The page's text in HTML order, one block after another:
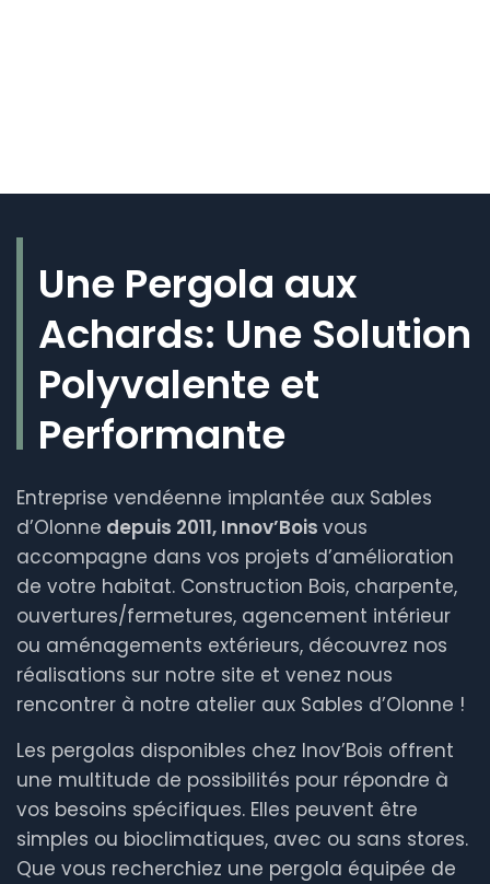
Une Pergola aux
Achards: Une Solution
Polyvalente et
Performante
Entreprise vendéenne implantée aux Sables
d’Olonne depuis 2011, Innov’Bois vous
accompagne dans vos projets d’amélioration
de votre habitat. Construction Bois, charpente,
ouvertures/fermetures, agencement intérieur
ou aménagements extérieurs, découvrez nos
réalisations sur notre site et venez nous
rencontrer à notre atelier aux Sables d’Olonne !
Les pergolas disponibles chez Inov’Bois offrent
une multitude de possibilités pour répondre à
vos besoins spécifiques. Elles peuvent être
simples ou bioclimatiques, avec ou sans stores.
Que vous recherchiez une pergola équipée de